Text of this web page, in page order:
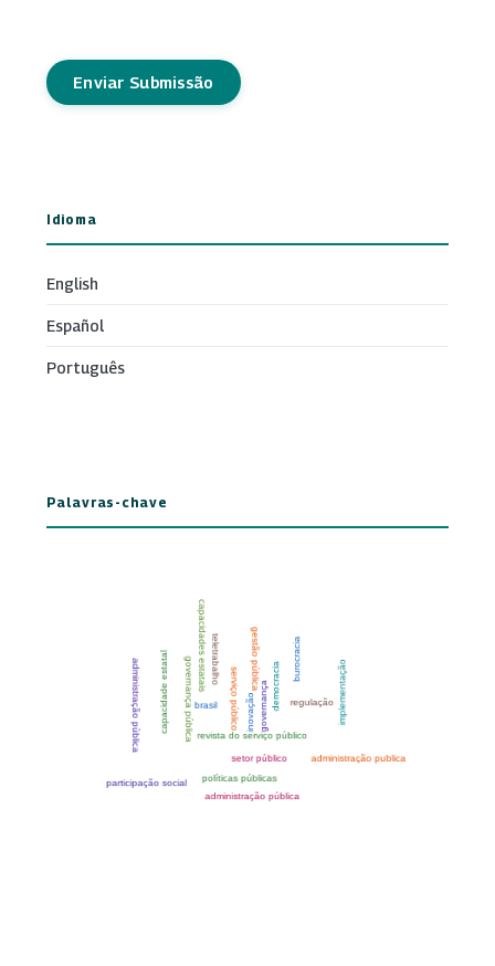
Enviar Submissão
Idioma
English
Español
Português
Palavras-chave